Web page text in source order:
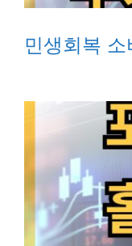
민생회복